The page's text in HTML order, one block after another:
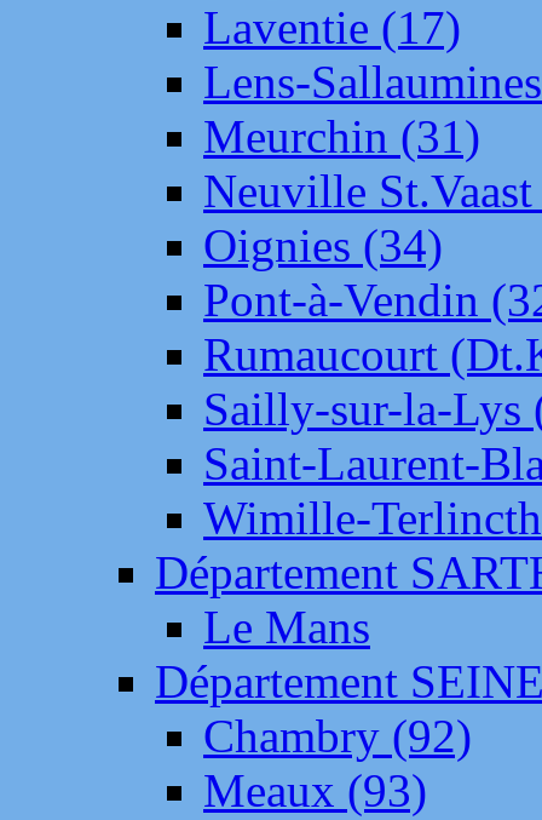
Laventie (17)
Lens-
Meurchin (31)
Neuville
Oignies (34)
Pont-à-Vendin
Rumaucourt
Sailly-sur-la-Lys
Saint-Laurent-
Wimille-
Département
Le Mans
Département
Chambry (92)
Meaux (93)